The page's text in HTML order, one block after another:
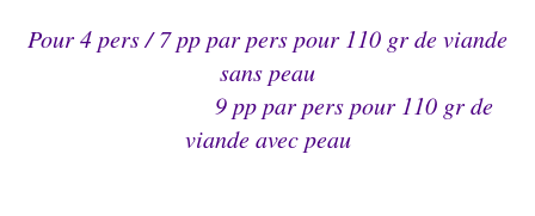
Pour 4 pers / 7 pp par pers pour 110 gr de viande
sans peau
9 pp par pers pour 110 gr de
viande avec peau